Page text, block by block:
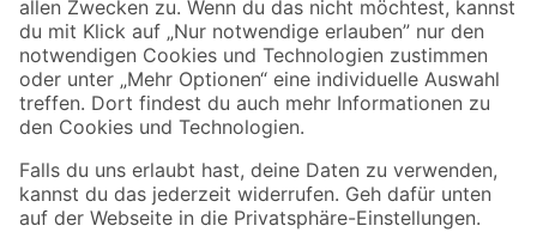
Jetzt die toom-App herunterladen
Alle Preisangaben in EUR inkl. gesetzl. MwSt.. Die dargestellten Angebote sind unter
Umständen nicht in allen Märkten verfügbar. Die angegebenen Verfügbarkeiten beziehen